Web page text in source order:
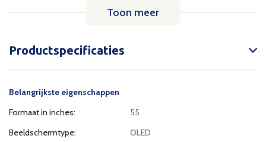
Toon meer
Productspecificaties
Belangrijkste eigenschappen
Formaat in inches:
55
Beeldschermtype:
OLED